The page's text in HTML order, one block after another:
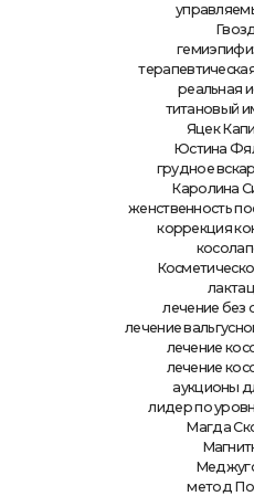
реальная
титановый
Яцек
Юстина
грудное
Каролина
женственность
коррекция
лечение без
лечение
лечение
лечение
аукционы
лидер по
Магда
метод